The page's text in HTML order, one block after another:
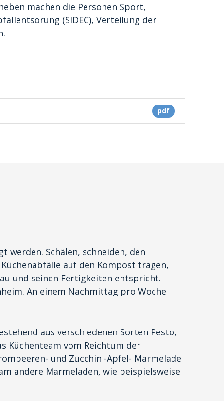
machen die Personen Sport,
(SIDEC), Verteilung der
pdf
werden. Schälen, schneiden, den
auf den Kompost tragen,
und seinen Fertigkeiten entspricht.
An einem Nachmittag pro Woche
aus verschiedenen Sorten Pesto,
Küchenteam vom Reichtum der
und Zucchini-Apfel- Marmelade
andere Marmeladen, wie beispielsweise